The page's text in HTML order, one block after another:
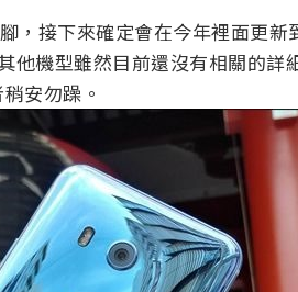
，接下來確定會在今年裡面更
機型雖然目前還沒有相關的詳
安勿躁。